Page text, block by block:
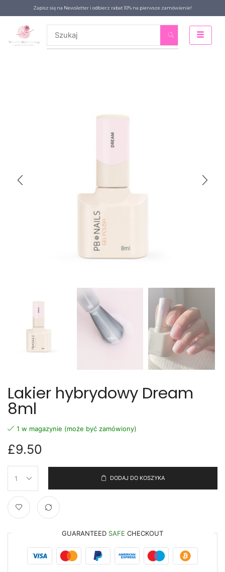
Zapisz się na Newsletter i odbierz rabat 10% na pierwsze zamówienie!
Lakier hybrydowy Dream
8ml
1 w magazynie (może być zamówiony)
£9.50
DODAJ DO KOSZYKA
GUARANTEED SAFE CHECKOUT